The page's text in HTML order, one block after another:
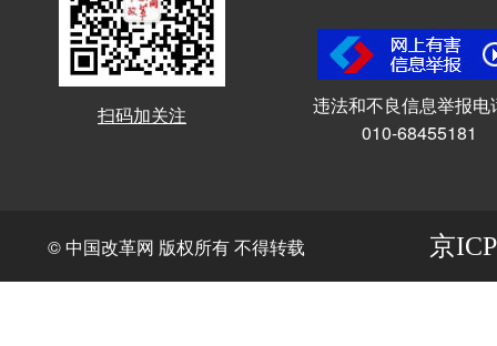
扫码加关注
违法和不良信息举报电
010-68455181
© 中国改革网 版权所有 不得转载 京